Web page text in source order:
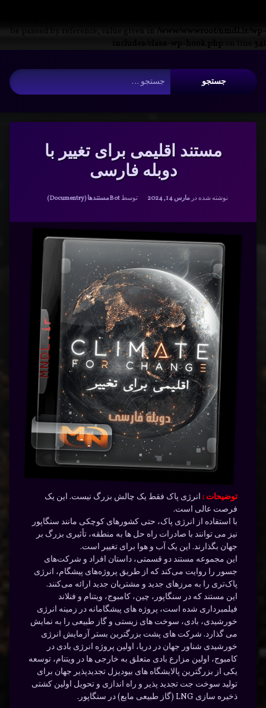
be passed by reference, value given in
محتوا
آرشیو
جستجو برای:
مستند اقلیمی برای تغییر با
دوبله فارسی
نوشته شده درمارس 14, 2024 توسطBotدسته بندی ها:
مستندها (Documentry)
توضیحات : انرژی پاک فقط یک چالش بزرگ نیست. این یک
فرصت عالی است.
با استفاده از انرژی پاک، حتی کشورهای کوچکی مانند سنگاپور
نیز می توانند با صادرات راه حل ها به منطقه، تأثیری بزرگ بر
جهان بگذارند. این یک آب و هوا برای تغییر است.
این مجموعه مستند دو قسمتی، داستان افراد و شرکت‌های
جسور را روایت می‌کند که از طریق پروژه‌های پیشگام، انرژی
پاک‌تری را به مرزهای جدید و مشتریان جدید ارائه می‌کنند.
این مستند که در سنگاپور، چین، کامبوج، ویتنام و فنلاند
فیلمبرداری شده است، پروژه های پیشگامانه در زمینه انرژی
خورشیدی، بادی، سوخت های زیستی و گاز طبیعی را به نمایش
می گذارد. شرکت های پشت بزرگترین بستر آزمایش انرژی
خورشیدی شناور جهان در دریا، اولین پروژه انرژی بادی در
کامبوج، اولین مزارع بادی متعلق به خارجی ها در ویتنام، توسعه
یکی از بزرگترین پالایشگاه های بیودیزل تجدیدپذیر جهان برای
تولید سوخت جت تجدید پذیر و راه اندازی و تحویل اولین کشتی
ذخیره سازی LNG (گاز طبیعی مایع) در سنگاپور.